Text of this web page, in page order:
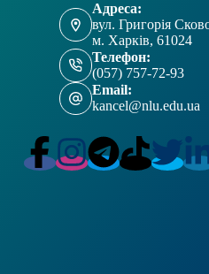
Адреса:
вул. Григорія
м. Харків, 61024
Телефон:
(057) 757-72-93
Email:
kancel@nlu.edu.ua